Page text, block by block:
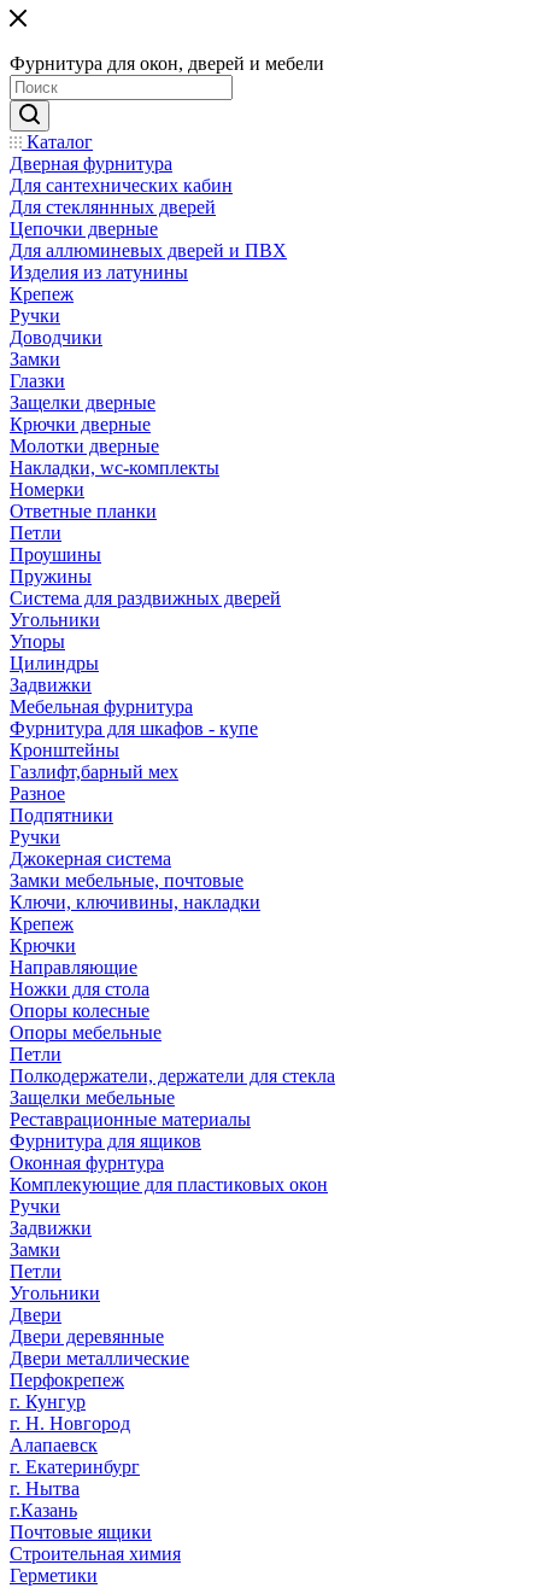
Фурнитура для окон, дверей и мебели
Каталог
Дверная фурнитура
Для сантехнических кабин
Для стекляннных дверей
Цепочки дверные
Для аллюминевых дверей и ПВХ
Изделия из латунины
Крепеж
Ручки
Доводчики
Замки
Глазки
Защелки дверные
Крючки дверные
Молотки дверные
Накладки, wc-комплекты
Номерки
Ответные планки
Петли
Проушины
Пружины
Система для раздвижных дверей
Угольники
Упоры
Цилиндры
Задвижки
Мебельная фурнитура
Фурнитура для шкафов - купе
Кронштейны
Газлифт,барный мех
Разное
Подпятники
Ручки
Джокерная система
Замки мебельные, почтовые
Ключи, ключивины, накладки
Крепеж
Крючки
Направляющие
Ножки для стола
Опоры колесные
Опоры мебельные
Петли
Полкодержатели, держатели для стекла
Защелки мебельные
Реставрационные материалы
Фурнитура для ящиков
Оконная фурнтура
Комплекующие для пластиковых окон
Ручки
Задвижки
Замки
Петли
Угольники
Двери
Двери деревянные
Двери металлические
Перфокрепеж
г. Кунгур
г. Н. Новгород
Алапаевск
г. Екатеринбург
г. Нытва
г.Казань
Почтовые ящики
Строительная химия
Герметики